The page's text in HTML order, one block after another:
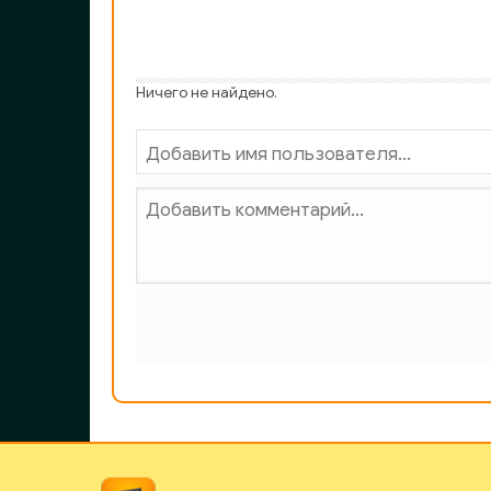
GROMOV - Zapretnyj 36_39
GROMOV - Zapretnyj 38_39
GROMOV - Zapretnyj 39_39
Ничего не найдено.